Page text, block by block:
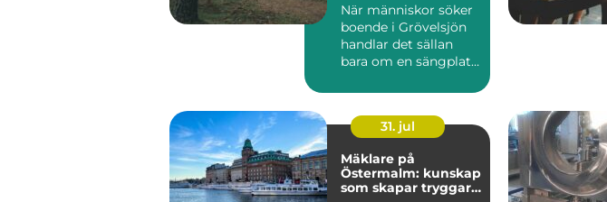
När människor söker
boende i Grövelsjön
handlar det sällan
bara om en sängplats.
31. jul
Mäklare på
Östermalm: kunskap
som skapar tryggare